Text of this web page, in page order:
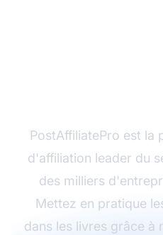
PostAffiliatePro est la
d'affiliation leader du
des milliers
Mettez en pratique
dans les livres grâce à